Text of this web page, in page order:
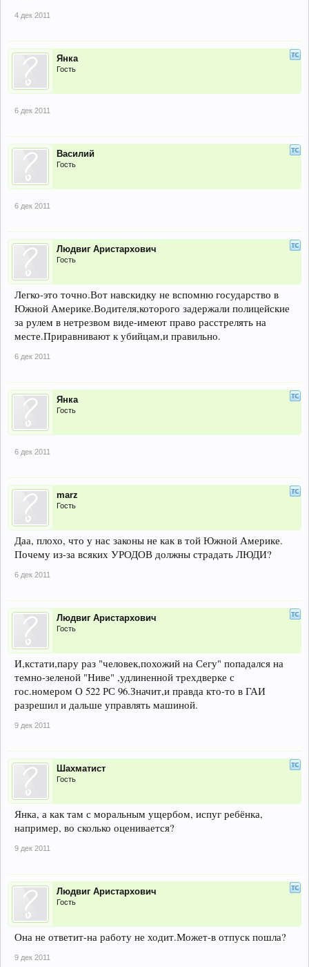
4 дек 2011
Янка
Гость
6 дек 2011
Василий
Гость
6 дек 2011
Людвиг Аристархович
Гость
Легко-это точно.Вот навскидку не вспомню государство в
Южной Америке.Водителя,которого задержали полицейские
за рулем в нетрезвом виде-имеют право расстрелять на
месте.Приравнивают к убийцам,и правильно.
6 дек 2011
Янка
Гость
6 дек 2011
marz
Гость
Даа, плохо, что у нас законы не как в той Южной Америке.
Почему из-за всяких УРОДОВ должны страдать ЛЮДИ?
6 дек 2011
Людвиг Аристархович
Гость
И,кстати,пару раз "человек,похожий на Сегу" попадался на
темно-зеленой "Ниве" ,удлиненной трехдверке с
гос.номером О 522 РС 96.Значит,и правда кто-то в ГАИ
разрешил и дальше управлять машиной.
9 дек 2011
Шахматист
Гость
Янка, а как там с моральным ущербом, испуг ребёнка,
например, во сколько оценивается?
9 дек 2011
Людвиг Аристархович
Гость
Она не ответит-на работу не ходит.Может-в отпуск пошла?
9 дек 2011